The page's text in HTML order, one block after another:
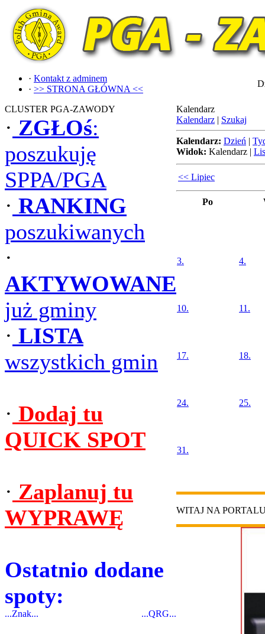
· Kontakt z adminem
· >> STRONA GŁÓWNA <<
CLUSTER PGA-ZAWODY
· ZGŁOś:
poszukuję
SPPA/PGA
· RANKING
poszukiwanych
·
AKTYWOWANE
już gminy
· LISTA
wszystkich gmin
· Dodaj tu
QUICK SPOT
· Zaplanuj tu
WYPRAWĘ
Ostatnio dodane
spoty:
...Znak... ...QRG...
Kalendarz
Kalendarz | Szukaj
Kalendarz: Dzień |
Widok: Kalendarz |
<< Lipiec
Po
3. 4.
10. 11.
17. 18.
24. 25.
31.
WITAJ NA